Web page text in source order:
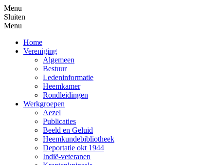
Menu
Sluiten
Menu
Home
Vereniging
Algemeen
Bestuur
Ledeninformatie
Heemkamer
Rondleidingen
Werkgroepen
Aezel
Publicaties
Beeld en Geluid
Heemkundebibliotheek
Deportatie okt 1944
Indië-veteranen